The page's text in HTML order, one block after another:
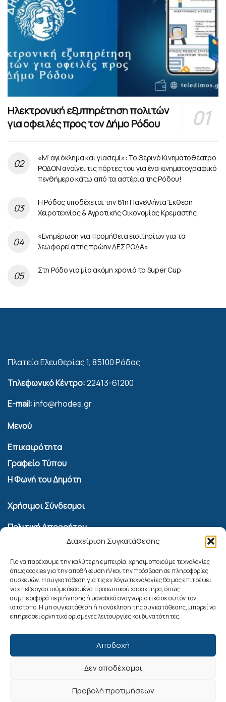
Διαχείριση Συγκατάθεσης
Για να παρέχουμε την καλύτερη εμπειρία, χρησιμοποιούμε τεχνολογίες
όπως cookies για την αποθήκευση ή/και την πρόσβαση σε πληροφορίες
συσκευών. Η συγκατάθεση για τις εν λόγω τεχνολογίες θα μας επιτρέψει
να επεξεργαστούμε δεδομένα προσωπικού χαρακτήρα, όπως
συμπεριφορά περιήγησης ή μοναδικά αναγνωριστικά σε αυτόν τον
ιστότοπο. Η μη συγκατάθεση ή η ανάκληση της συγκατάθεσης, μπορεί να
επηρεάσει αρνητικά ορισμένες λειτουργίες και δυνατότητες.
Αποδοχή
Δεν αποδέχομαι
Προβολή προτιμήσεων
Ηλεκτρονική εξυπηρέτηση πολιτών
για οφειλές προς τον Δήμο Ρόδου
«Μ’ αγιόκλημα και γιασεμί»: Το Θερινό Κινηματοθέατρο
ΡΟΔΟΝ ανοίγει τις πόρτες του για ένα κινηματογραφικό
πενθήμερο κάτω από τα αστέρια της Ρόδου!
Η Ρόδος υποδέχεται την 61η Πανελλήνια Έκθεση
Χειροτεχνίας & Αγροτικής Οικονομίας Κρεμαστής
«Ενημέρωση για προμήθεια εισιτηρίων για τα
λεωφορεία της πρώην ΔΕΣ ΡΟΔΑ»
Στη Ρόδο για μία ακόμη χρονιά το Super Cup
Πλατεία Ελευθερίας 1, 85100 Ρόδος
Τηλεφωνικό Κέντρο:22413-61200
E-mail:info@rhodes.gr
Μενού
Επικαιρότητα
Γραφείο Τύπου
Η Φωνή του Δημότη
Χρήσιμοι Σύνδεσμοι
Πολιτική Απορρήτου
Όροι Χρήσης Υπηρεσίας Επικοινωνίας
Πολιτική Cookies (ΕΕ)
Αναζήτηση